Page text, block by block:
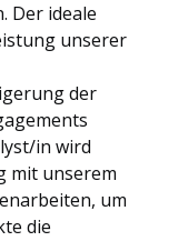
Der ideale
unserer
der
in wird
mit unserem
um
die